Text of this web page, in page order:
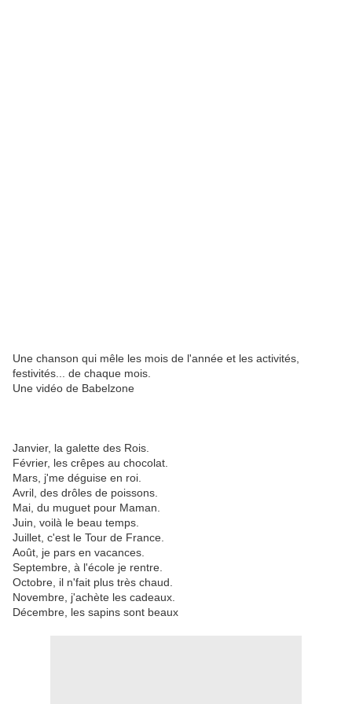
Une chanson qui mêle les mois de l'année et les activités,
festivités... de chaque mois.
Une vidéo de Babelzone
Janvier, la galette des Rois.
Février, les crêpes au chocolat.
Mars, j'me déguise en roi.
Avril, des drôles de poissons.
Mai, du muguet pour Maman.
Juin, voilà le beau temps.
Juillet, c'est le Tour de France.
Août, je pars en vacances.
Septembre, à l'école je rentre.
Octobre, il n'fait plus très chaud.
Novembre, j'achète les cadeaux.
Décembre, les sapins sont beaux